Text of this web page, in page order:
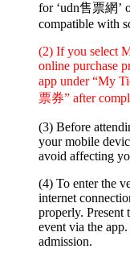
for ‘udn售票網’
compatible with
(2) If you select
online purchase
app under “My
票券” after
(3) Before
your mobile
avoid affecting
(4) To enter the
internet
properly. Present
event via the
admission.